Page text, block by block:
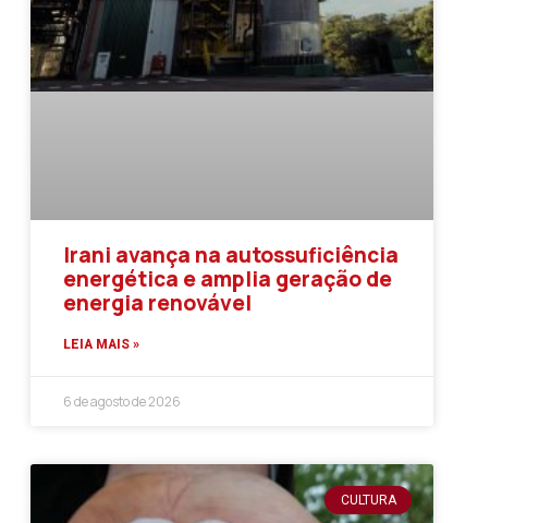
Irani avança na autossuficiência
energética e amplia geração de
energia renovável
LEIA MAIS »
6 de agosto de 2026
CULTURA